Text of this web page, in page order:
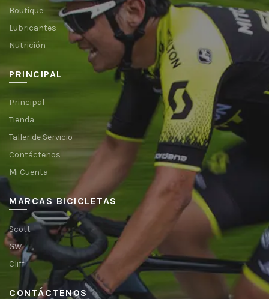
Boutique
Lubricantes
Nutrición
PRINCIPAL
Principal
Tienda
Taller de Servicio
Contáctenos
Mi Cuenta
MARCAS BICICLETAS
Scott
GW
Cliff
CONTÁCTENOS